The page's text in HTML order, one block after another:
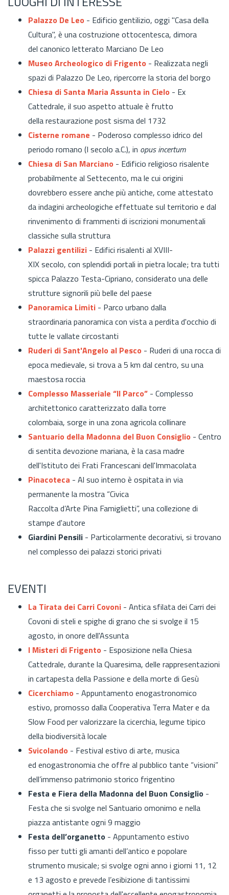
Palazzo De Leo - Edificio gentilizio, oggi "Casa della
Cultura", è una costruzione ottocentesca, dimora
del canonico letterato Marciano De Leo
Museo Archeologico di Frigento - Realizzata negli
spazi di Palazzo De Leo, ripercorre la storia del borgo
Chiesa di Santa Maria Assunta in Cielo - Ex
Cattedrale, il suo aspetto attuale è frutto
della restaurazione post sisma del 1732
Cisterne romane - Poderoso complesso idrico del
periodo romano (I secolo a.C.), in opus incertum
Chiesa di San Marciano - Edificio religioso risalente
probabilmente al Settecento, ma le cui origini
dovrebbero essere anche più antiche, come attestato
da indagini archeologiche effettuate sul territorio e dal
rinvenimento di frammenti di iscrizioni monumentali
classiche sulla struttura
Palazzi gentilizi - Edifici risalenti al XVIII-
XIX secolo, con splendidi portali in pietra locale; tra tutti
spicca Palazzo Testa-Cipriano, considerato una delle
strutture signorili più belle del paese
Panoramica Limiti - Parco urbano dalla
straordinaria panoramica con vista a perdita d'occhio di
tutte le vallate circostanti
Ruderi di Sant'Angelo al Pesco - Ruderi di una rocca di
epoca medievale, si trova a 5 km dal centro, su una
maestosa roccia
Complesso Masseriale “Il Parco” - Complesso
architettonico caratterizzato dalla torre
colombaia, sorge in una zona agricola collinare
Santuario della Madonna del Buon Consiglio - Centro
di sentita devozione mariana, è la casa madre
dell'Istituto dei Frati Francescani dell'Immacolata
Pinacoteca - Al suo interno è ospitata in via
permanente la mostra “Civica
Raccolta d’Arte Pina Famiglietti”, una collezione di
stampe d'autore
Giardini Pensili - Particolarmente decorativi, si trovano
nel complesso dei palazzi storici privati
EVENTI
La Tirata dei Carri Covoni - Anticasfilatadei Carri dei
Covoni di steli e spighe di grano che si svolge il 15
agosto, in onore dell'Assunta
I Misteri di Frigento - Esposizione nella Chiesa
Cattedrale, durante la Quaresima, delle rappresentazioni
in cartapesta della Passione e della morte di Gesù
Cicerchiamo - Appuntamento enogastronomico
estivo, promosso dalla Cooperativa Terra Mater e da
Slow Food per valorizzare la cicerchia, legume tipico
della biodiversità locale
Svicolando - Festival estivo di arte, musica
ed enogastronomia che offre al pubblico tante “visioni”
dell’immenso patrimonio storico frigentino
Festa e Fiera della Madonna del Buon Consiglio -
Festa che si svolge nel Santuario omonimo e nella
piazza antistante ogni 9 maggio
Festa dell’organetto - Appuntamento estivo
fisso per tutti gli amanti dell’antico e popolare
strumento musicale; si svolge ogni anno i giorni 11, 12
e 13 agosto e prevede l’esibizione di tantissimi